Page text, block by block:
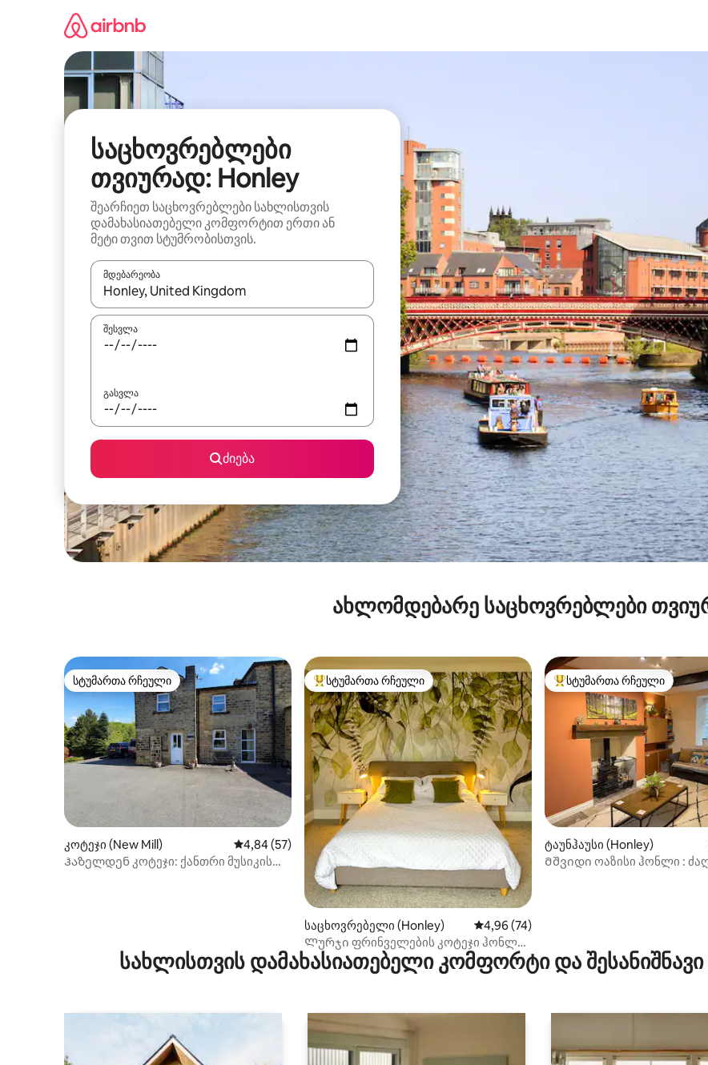
საცხოვრებლები
თვიურად: Honley
შეარჩიეთ საცხოვრებლები სახლისთვის
დამახასიათებელი კომფორტით ერთი ან
მეტი თვით სტუმრობისთვის.
მდებარეობა
როცა შედეგები ხელმისაწვდომი გახდება, ნავიგაციისთვის გამოიყენეთ კლავიშები ზემოთ/ქვემოთ მიმართული
შესვლა
გასვლა
ძიება
ახლომდებარე საცხოვრებლები
სტუმართა რჩეული
სტუმართა რჩეული
კოტეჯი (New Mill) საშუალო შეფასებაა 5‑დან 4,84, 57 მიმოხილვა
4,84 (57)
Ჰაზელდენ კოტეჯი: ქანთრი მუსიკის
სტუმართა რჩეული მოწინავე ვარიანტი
სტუმართა რჩეული
საცხოვრებელი (Honley) საშუალო შეფასებაა 5‑დან 4,96, 74
4,96 (74)
Ლურჯი ფრინველების კოტეჯი ჰონლი
ჰოლმფირტი
სტუმართა რჩეული მოწინავე
სტუმართა რჩეული
ტაუნჰაუსი (Honley)
Მშვიდი ოაზისი ჰონლი :
სახლისთვის დამახასიათებელი კომფორტი და